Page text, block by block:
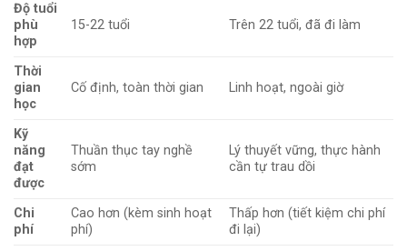
Độ tuổi
phù
hợp
15-22 tuổi Trên 22 tuổi, đã đi làm
Thời
gian
học
Cố định, toàn thời gian Linh hoạt, ngoài giờ
Kỹ
năng
đạt
được
Thuần thục tay nghề
sớm
Lý thuyết vững, thực hành
cần tự trau dồi
Chi
phí
Cao hơn (kèm sinh hoạt
phí)
Thấp hơn (tiết kiệm chi phí
đi lại)